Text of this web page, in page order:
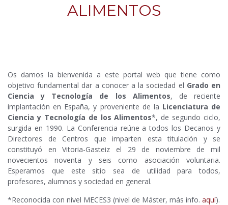
ALIMENTOS
Os damos la bienvenida a este portal web que tiene como
objetivo fundamental dar a conocer a la sociedad el Grado en
Ciencia y Tecnología de los Alimentos, de reciente
implantación en España, y proveniente de la Licenciatura de
Ciencia y Tecnología de los Alimentos*, de segundo ciclo,
surgida en 1990. La Conferencia reúne a todos los Decanos y
Directores de Centros que imparten esta titulación y se
constituyó en Vitoria-Gasteiz el 29 de noviembre de mil
novecientos noventa y seis como asociación voluntaria.
Esperamos que este sitio sea de utilidad para todos,
profesores, alumnos y sociedad en general.
*Reconocida con nivel MECES3 (nivel de Máster, más info. aquí).